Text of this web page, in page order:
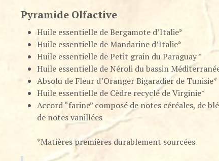
Pyramide Olfactive
Huile essentielle de Bergamote d’Italie*
Huile essentielle de Mandarine d’Italie*
Huile essentielle de Petit grain du Paraguay *
Huile essentielle de Néroli du bassin
Absolu de Fleur d’Oranger Bigaradier de Tunisie*
Huile essentielle de Cèdre recyclé de Virginie*
Accord “farine” composé de notes céréales, de
de notes vanillées
*Matières premières durablement sourcées